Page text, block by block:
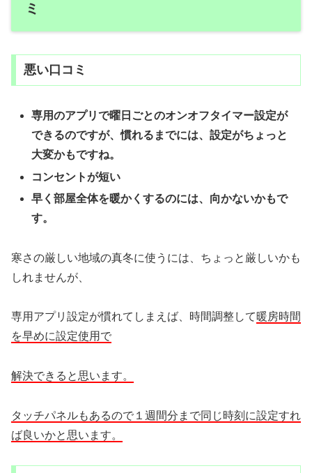
ミ
悪い口コミ
専用のアプリで曜日ごとのオンオフタイマー設定が
できるのですが、慣れるまでには、設定がちょっと
大変かもですね。
コンセントが短い
早く部屋全体を暖かくするのには、向かないかもで
す。
寒さの厳しい地域の真冬に使うには、ちょっと厳しいかも
しれませんが、
専用アプリ設定が慣れてしまえば、時間調整して暖房時間
を早めに設定使用で
解決できると思います。
タッチパネルもあるので１週間分まで同じ時刻に設定すれ
ば良いかと思います。